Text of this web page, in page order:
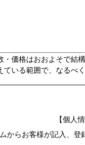
・価格はおおよそで結構
ている範囲で、なるべ
【個人
からお客様が記入、登